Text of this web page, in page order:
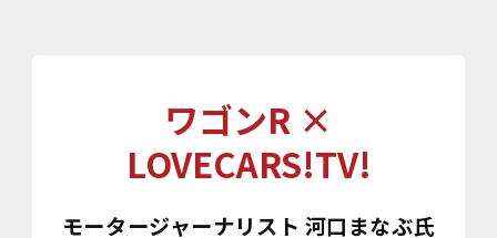
ワゴンR ×
LOVECARS!TV!
モータージャーナリスト 河口まなぶ氏